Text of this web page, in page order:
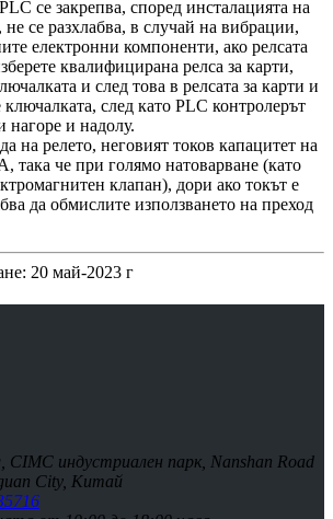
се закрепва, според инсталацията на
не се разхлабва, в случай на вибрации,
електронни компоненти, ако релсата
квалифицирана релса за карти,
и след това в релсата за карти и
ключалката, след като PLC контролерът
и надолу.
на релето, неговият токов капацитет на
така че при голямо натоварване (като
клапан), дори ако токът е
да обмислите използването на преход
20 май-2023 г
CIMC индустриален парк, Nanshan Road
City, Китай